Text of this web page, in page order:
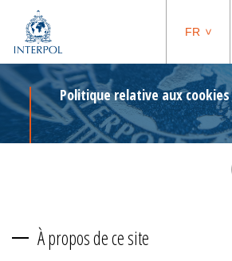
FR
Politique relative aux cookies
À propos de ce site